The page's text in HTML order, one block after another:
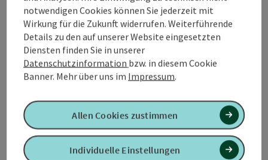
Unsere Zimmer sind ausgestattet mit Dusche/WC,
Fernseher und WLAN.
Allgemeine Informationen
notwendigen Cookies können Sie jederzeit mit
Wirkung für die Zukunft widerrufen. Weiterführende
Details zu den auf unserer Website eingesetzten
Diensten finden Sie in unserer
Datenschutzinformation bzw. in diesem Cookie
Banner. Mehr über uns im Impressum.
Individuelle Einstellungen
Allen Cookies zustimmen